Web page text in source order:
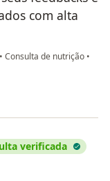
com alta
• Consulta de nutrição •
verificada